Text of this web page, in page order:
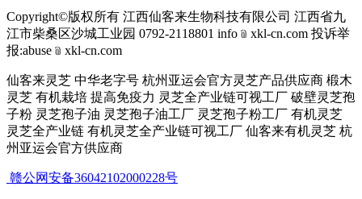
Copyright©版权所有 江西仙客来生物科技有限公司 江西省九
江市柴桑区沙城工业园 0792-2118801 info﹫xkl-cn.com 投诉举
报:abuse﹫xkl-cn.com
仙客来灵芝 中华老字号 杭州亚运会官方灵芝产品供应商 椴木
灵芝 有机栽培 提高免疫力 灵芝全产业链可视工厂 破壁灵芝孢
子粉 灵芝孢子油 灵芝孢子油工厂 灵芝孢子粉工厂 有机灵芝
灵芝全产业链 有机灵芝全产业链可视工厂 仙客来有机灵芝 杭
州亚运会官方供应商
赣公网安备36042102000228号